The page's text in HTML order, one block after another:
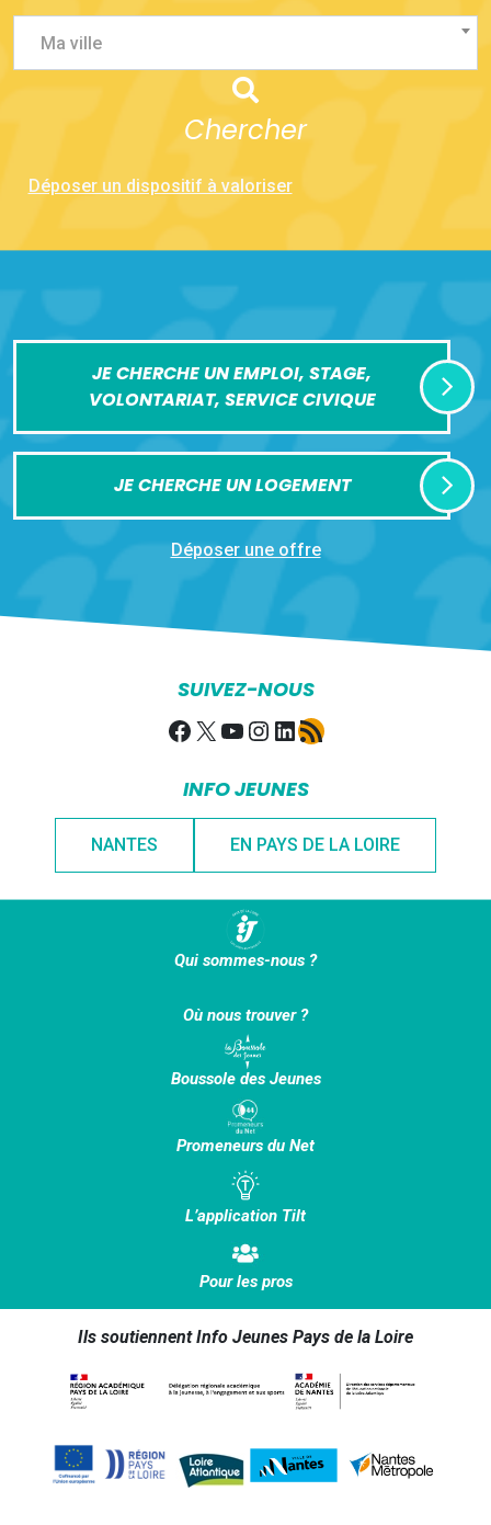
Ma ville
Chercher
Déposer un dispositif à valoriser
JE CHERCHE UN EMPLOI, STAGE,
VOLONTARIAT, SERVICE CIVIQUE
JE CHERCHE UN LOGEMENT
Déposer une offre
SUIVEZ-NOUS
Facebook
X YouTube
Instagram
LinkedIn
Flux RSS
INFO JEUNES
NANTES EN PAYS DE LA LOIRE
Qui sommes-nous ?
Où nous trouver ?
Boussole des Jeunes
Promeneurs du Net
L’application Tilt
Pour les pros
Ils soutiennent Info Jeunes Pays de la Loire